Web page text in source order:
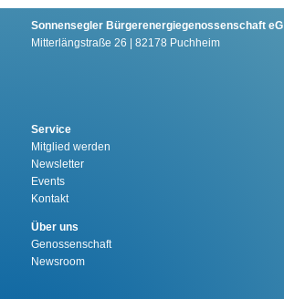
Sonnensegler Bürgerenergiegenossenschaft eG
Mitterlängstraße 26 | 82178 Puchheim
Service
Mitglied werden
Newsletter
Events
Kontakt
Über uns
Genossenschaft
Newsroom